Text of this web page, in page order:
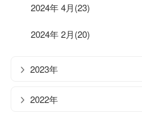
2024年 4月(23)
2024年 2月(20)
2023年
2022年